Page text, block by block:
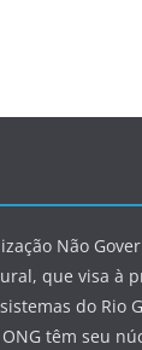
Não
que visa à
do Rio
têm seu